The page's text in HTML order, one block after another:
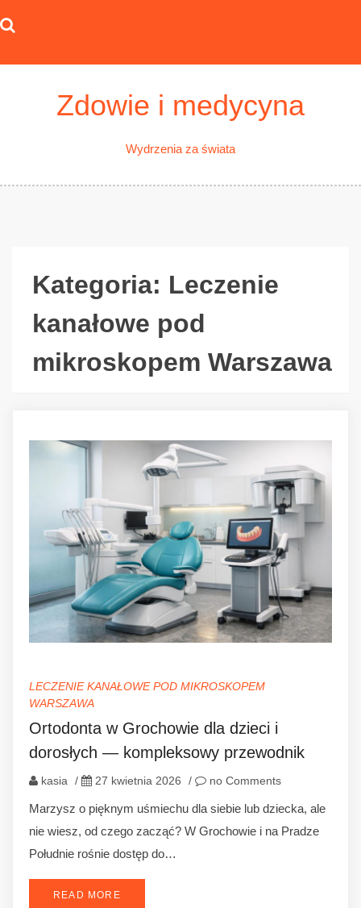
to
Zdowie i medycyna
Wydrzenia za świata
Kategoria: Leczenie
kanałowe pod
mikroskopem Warszawa
LECZENIE KANAŁOWE POD MIKROSKOPEM
WARSZAWA
Ortodonta w Grochowie dla dzieci i
dorosłych — kompleksowy przewodnik
kasia / 27 kwietnia 2026 / no Comments
Marzysz o pięknym uśmiechu dla siebie lub dziecka, ale
nie wiesz, od czego zacząć? W Grochowie i na Pradze
Południe rośnie dostęp do…
READ MORE